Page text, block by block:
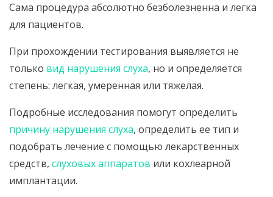
Сама процедура абсолютно безболезненна и легка
для пациентов.
При прохождении тестирования выявляется не
только вид нарушения слуха, но и определяется
степень: легкая, умеренная или тяжелая.
Подробные исследования помогут определить
причину нарушения слуха, определить ее тип и
подобрать лечение с помощью лекарственных
средств, слуховых аппаратов или кохлеарной
имплантации.